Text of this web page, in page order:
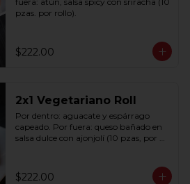
pzas. por rollo).
$222.00
2x1 Vegetariano Roll
Por dentro: aguacate y espárrago
capeado. Por fuera: queso bañado en
salsa dulce con ajonjolí (10 pzas, por
$222.00